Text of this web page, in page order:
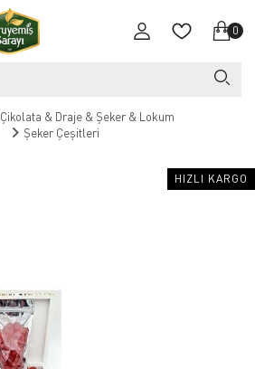
0
Çikolata & Draje & Şeker & Lokum
Şeker Çeşitleri
HIZLI KARGO